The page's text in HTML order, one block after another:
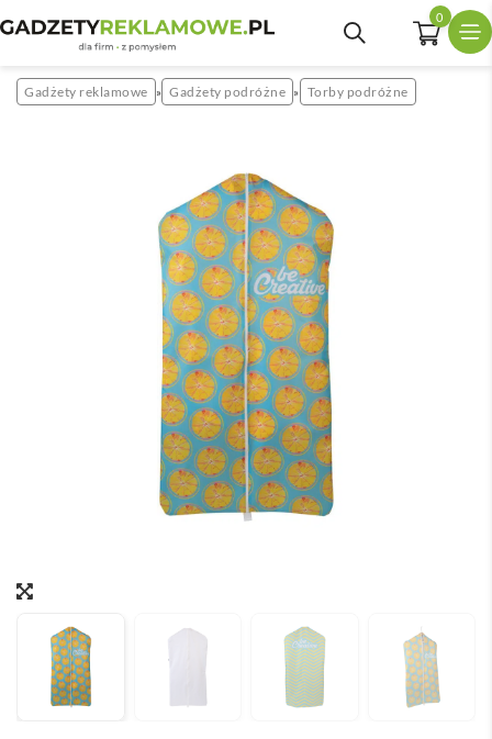
0
Gadżety reklamowe » Gadżety podróżne » Torby podróżne